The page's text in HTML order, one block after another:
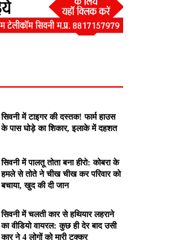
सिवनी में टाइगर की दस्तक! फार्म हाउस
के पास घोड़े का शिकार, इलाके में दहशत
सिवनी में पालतू तोता बना हीरो: कोबरा के
हमले से तोते ने चीख चीख कर परिवार को
बचाया, खुद की दी जान
सिवनी में चलती कार से हथियार लहराने
का वीडियो वायरल: कुछ ही देर बाद उसी
कार ने 4 लोगों को मारी टक्कर